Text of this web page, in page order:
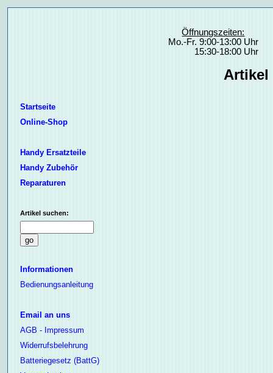
Öffnungszeiten:
Mo.-Fr. 9:00-13:00 Uhr
15:30-18:00 Uhr
Artikel
Startseite
Online-Shop
Handy Ersatzteile
Handy Zubehör
Reparaturen
Artikel suchen:
Informationen
Bedienungsanleitung
Email an uns
AGB - Impressum
Widerrufsbelehrung
Batteriegesetz (BattG)